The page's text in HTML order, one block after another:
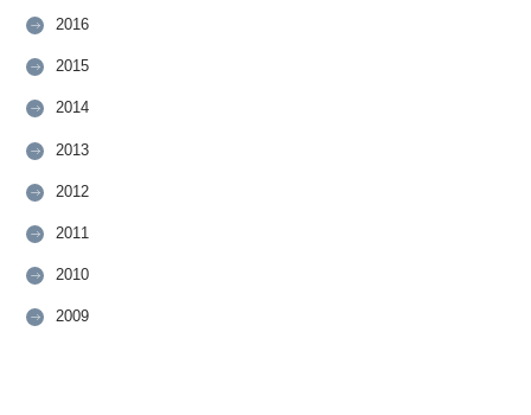
2016
2015
2014
2013
2012
2011
2010
2009